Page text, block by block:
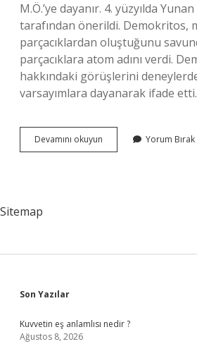
M.Ö.’ye dayanır. 4. yüzyılda
tarafından önerildi. Demokritos,
parçacıklardan oluştuğunu
parçacıklara atom adını verdi.
hakkındaki görüşlerini
varsayımlara dayanarak ifade
Devamını okuyun
Nazariyesini
Yorum Bırak
Sitemap
Sidebar
Son Yazılar
Kuvvetin eş anlamlısı nedir ?
Ağustos 8, 2026